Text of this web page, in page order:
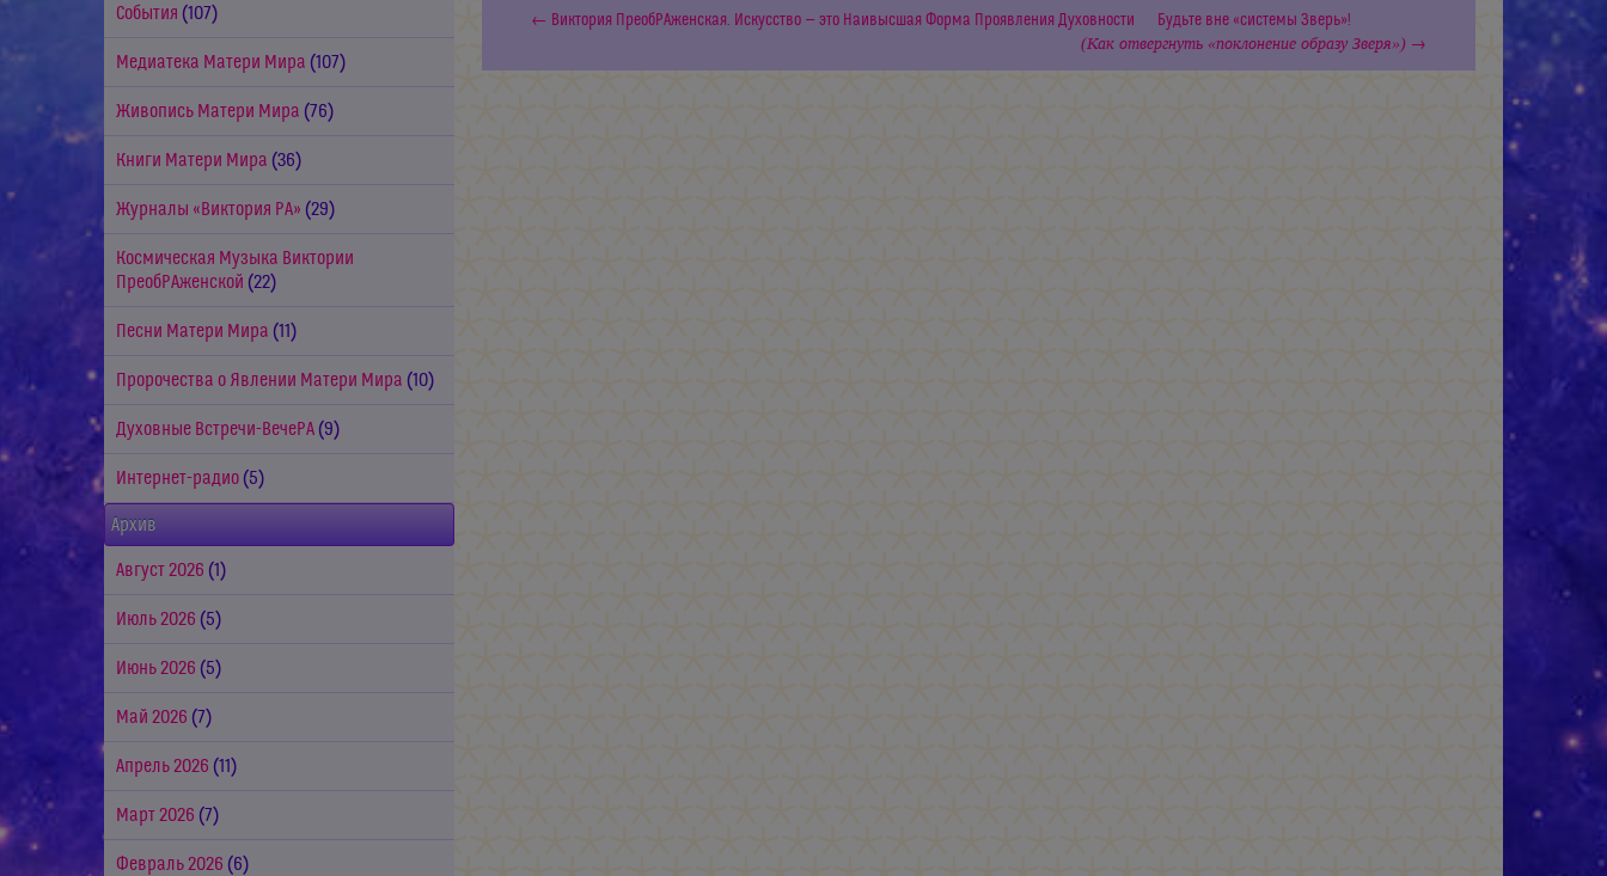
События (107)
Медиатека Матери Мира (107)
Живопись Матери Мира (76)
Книги Матери Мира (36)
Журналы «Виктория РА» (29)
Космическая Музыка Виктории
ПреобРАженской (22)
Песни Матери Мира (11)
Пророчества о Явлении Матери Мира (10)
Духовные Встречи-ВечеРА (9)
Интернет-радио (5)
Архив
Август 2026 (1)
Июль 2026 (5)
Июнь 2026 (5)
Май 2026 (7)
Апрель 2026 (11)
Март 2026 (7)
Февраль 2026 (6)
← Виктория ПреобРАженская. Искусство — это Наивысшая Форма Проявления Духовности Будьте вне «системы Зверь»!
(Как отвергнуть «поклонение образу Зверя») →